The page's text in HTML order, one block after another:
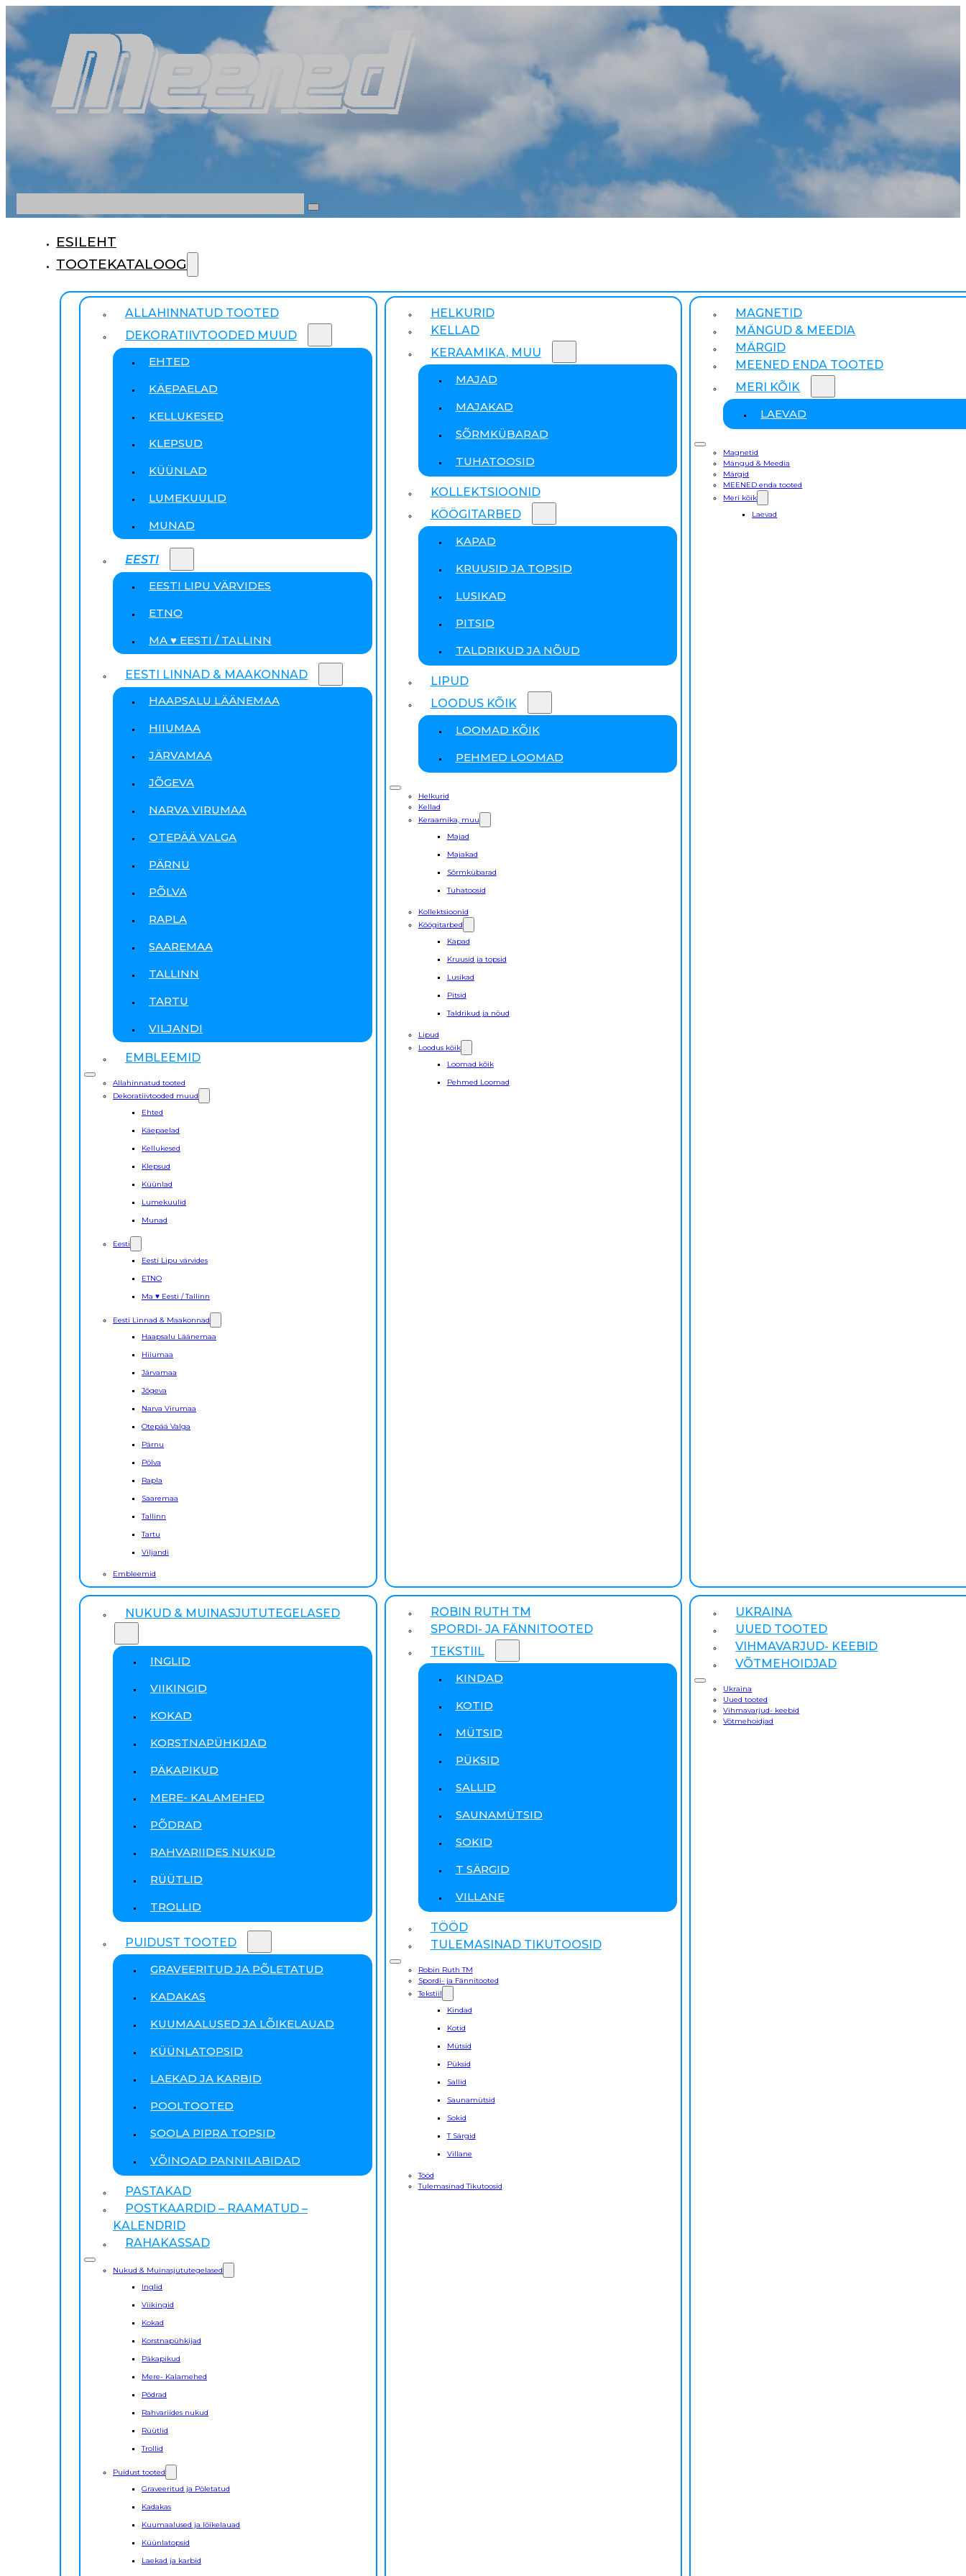
ESILEHT
TOOTEKATALOOG
ALLAHINNATUD TOOTED
DEKORATIIVTOODED MUUD
EHTED
KÄEPAELAD
KELLUKESED
KLEPSUD
KÜÜNLAD
LUMEKUULID
MUNAD
EESTI
EESTI LIPU VÄRVIDES
ETNO
MA ♥ EESTI / TALLINN
EESTI LINNAD & MAAKONNAD
HAAPSALU LÄÄNEMAA
HIIUMAA
JÄRVAMAA
JÕGEVA
NARVA VIRUMAA
OTEPÄÄ VALGA
PÄRNU
PÕLVA
RAPLA
SAAREMAA
TALLINN
TARTU
VILJANDI
EMBLEEMID
Allahinnatud tooted
Dekoratiivtooded muud
Ehted
Käepaelad
Kellukesed
Klepsud
Küünlad
Lumekuulid
Munad
Eesti
Eesti Lipu värvides
ETNO
Ma ♥ Eesti / Tallinn
Eesti Linnad & Maakonnad
Haapsalu Läänemaa
Hiiumaa
Järvamaa
Jõgeva
Narva Virumaa
Otepää Valga
Pärnu
Põlva
Rapla
Saaremaa
Tallinn
Tartu
Viljandi
Embleemid
HELKURID
KELLAD
KERAAMIKA, MUU
MAJAD
MAJAKAD
SÕRMKÜBARAD
TUHATOOSID
KOLLEKTSIOONID
KÖÖGITARBED
KAPAD
KRUUSID JA TOPSID
LUSIKAD
PITSID
TALDRIKUD JA NÕUD
LIPUD
LOODUS KÕIK
LOOMAD KÕIK
PEHMED LOOMAD
Helkurid
Kellad
Keraamika, muu
Majad
Majakad
Sõrmkübarad
Tuhatoosid
Kollektsioonid
Köögitarbed
Kapad
Kruusid ja topsid
Lusikad
Pitsid
Taldrikud ja nõud
Lipud
Loodus kõik
Loomad kõik
Pehmed Loomad
MAGNETID
MÄNGUD & MEEDIA
MÄRGID
MEENED ENDA TOOTED
MERI KÕIK
LAEVAD
Magnetid
Mängud & Meedia
Märgid
MEENED enda tooted
Meri kõik
Laevad
NUKUD & MUINASJUTUTEGELASED
INGLID
VIIKINGID
KOKAD
KORSTNAPÜHKIJAD
PÄKAPIKUD
MERE- KALAMEHED
PÕDRAD
RAHVARIIDES NUKUD
RÜÜTLID
TROLLID
PUIDUST TOOTED
GRAVEERITUD JA PÕLETATUD
KADAKAS
KUUMAALUSED JA LÕIKELAUAD
KÜÜNLATOPSID
LAEKAD JA KARBID
POOLTOOTED
SOOLA PIPRA TOPSID
VÕINOAD PANNILABIDAD
PASTAKAD
POSTKAARDID – RAAMATUD –
KALENDRID
RAHAKASSAD
Nukud & Muinasjututegelased
Inglid
Viikingid
Kokad
Korstnapühkijad
Päkapikud
Mere- Kalamehed
Põdrad
Rahvariides nukud
Rüütlid
Trollid
Puidust tooted
Graveeritud ja Põletatud
Kadakas
Kuumaalused ja lõikelauad
Küünlatopsid
Laekad ja karbid
ROBIN RUTH TM
SPORDI- JA FÄNNITOOTED
TEKSTIIL
KINDAD
KOTID
MÜTSID
PÜKSID
SALLID
SAUNAMÜTSID
SOKID
T SÄRGID
VILLANE
TÖÖD
TULEMASINAD TIKUTOOSID
Robin Ruth TM
Spordi- ja Fännitooted
Tekstiil
Kindad
Kotid
Mütsid
Püksid
Sallid
Saunamütsid
Sokid
T Särgid
Villane
Tööd
Tulemasinad Tikutoosid
UKRAINA
UUED TOOTED
VIHMAVARJUD- KEEBID
VÕTMEHOIDJAD
Ukraina
Uued tooted
Vihmavarjud- keebid
Võtmehoidjad